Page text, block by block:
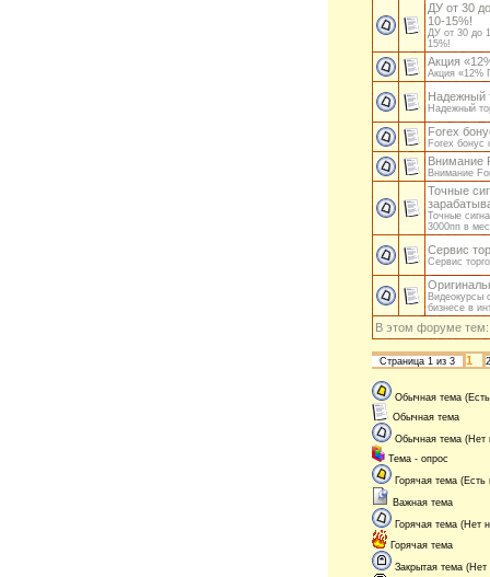
ДУ от 30
10-15%!
ДУ от 30 до
15%!
Акция
Акция «12%
Надежный
Надежный
Forex
Forex бонус
Внимание
Внимание
Точные
Точные
3000пп в
Сервис
Сервис
Видеокурсы
бизнесе в
В этом форуме
Страница 1 из 3 1 2
Обычная тема
Обычная тема
Обычная тема (Нет
Тема - опрос
Горячая тема
Важная тема
Горячая тема (Нет
Горячая тема
Закрытая тема